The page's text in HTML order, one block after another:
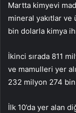
Martta kimyevi
mineral yakıtlar ve
bin dolarla kimya
İkinci sırada 811
ve mamulleri yer
232 milyon 274 bin
İlk 10’da yer alan